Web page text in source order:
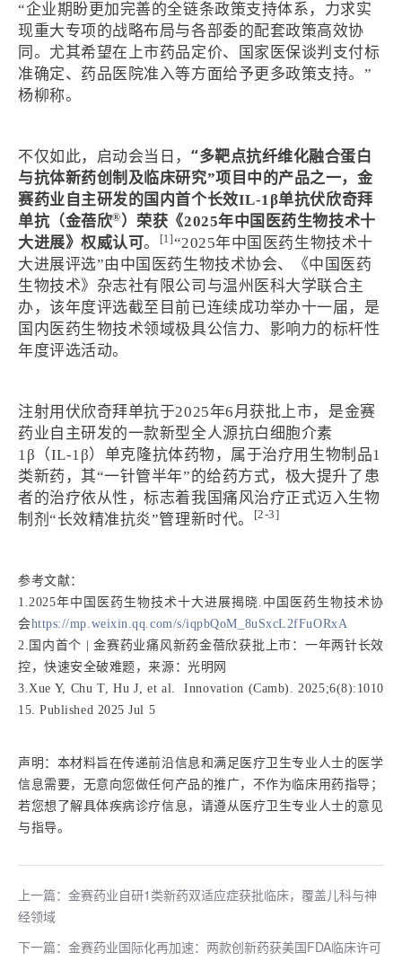
“企业期盼更加完善的全链条政策支持体系，力求实
现重大专项的战略布局与各部委的配套政策高效协
同。尤其希望在上市药品定价、国家医保谈判支付标
准确定、药品医院准入等方面给予更多政策支持。”
杨柳称。
不仅如此，启动会当日， “多靶点抗纤维化融合蛋白
与抗体新药创制及临床研究”项目中的产品之一，金
赛药业自主研发的国内首个长效IL-1β单抗伏欣奇拜
单抗（金蓓欣® ）荣获《2025年中国医药生物技术十
大进展》权威认可。 [1]“2025年中国医药生物技术十
大进展评选”由中国医药生物技术协会、《中国医药
生物技术》杂志社有限公司与温州医科大学联合主
办，该年度评选截至目前已连续成功举办十一届，是
国内医药生物技术领域极具公信力、影响力的标杆性
年度评选活动。
注射用伏欣奇拜单抗于2025年6月获批上市，是金赛
药业自主研发的一款新型全人源抗白细胞介素
1β（IL-1β）单克隆抗体药物，属于治疗用生物制品1
类新药，其“一针管半年”的给药方式，极大提升了患
者的治疗依从性，标志着我国痛风治疗正式迈入生物
制剂“长效精准抗炎”管理新时代。
[2-3]
参考文献：
1.2025年中国医药生物技术十大进展揭晓.中国医药生物技术协
会https://mp.weixin.qq.com/s/iqpbQoM_8uSxcL2fFuORxA
2.国内首个 | 金赛药业痛风新药金蓓欣获批上市：一年两针长效
控，快速安全破难题，来源：光明网
3.Xue Y, Chu T, Hu J, et al. Innovation (Camb). 2025;6(8):1010
15. Published 2025 Jul 5
声明：本材料旨在传递前沿信息和满足医疗卫生专业人士的医学
信息需要，无意向您做任何产品的推广，不作为临床用药指导；
若您想了解具体疾病诊疗信息，请遵从医疗卫生专业人士的意见
与指导。
上一篇：金赛药业自研1类新药双适应症获批临床，覆盖儿科与神
经领域
下一篇：金赛药业国际化再加速：两款创新药获美国FDA临床许可